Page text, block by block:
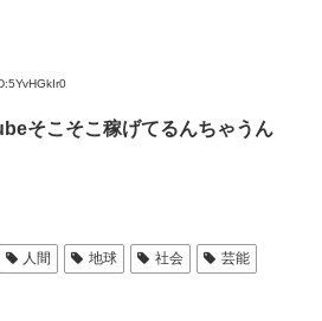
そこそこ稼げてるんちゃうん
人間 地球 社会
芸能